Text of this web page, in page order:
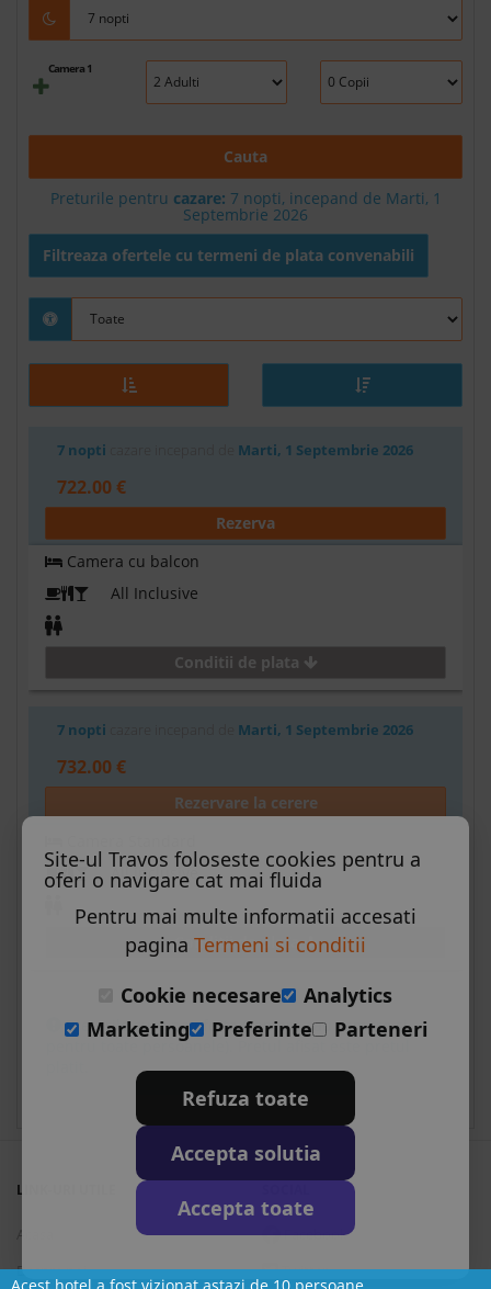
Camera 1
Cauta
Preturile pentru cazare: 7 nopti, incepand de Marti, 1
Septembrie 2026
Filtreaza ofertele cu termeni de plata convenabili
7 nopti Marti, 1 Septembrie 2026
722.00 €
Rezerva
Camera cu balcon
All Inclusive
Conditii de plata
7 nopti Marti, 1 Septembrie 2026
732.00 €
Rezervare la cerere
All inclusive
Conditii de plata
Preturile sunt pe oferta (camera sau camere si
pentru toate persoanele). Pretul afisat este pretul
LINK-URI UTILE
Despre noi
Facebook
Twitter
Site-ul Travos foloseste cookies pentru a
oferi o navigare cat mai fluida
Pentru mai multe informatii accesati
pagina Termeni si conditii
Cookie necesare
Analytics
Marketing
Preferinte Parteneri
Refuza toate
Accepta solutia
Accepta toate